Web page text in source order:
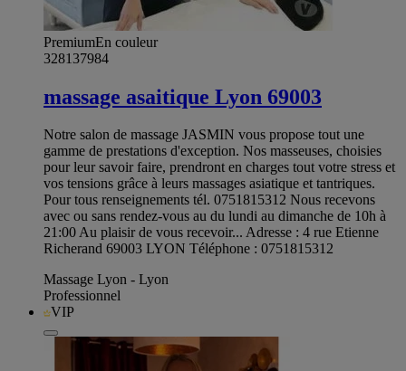
PremiumEn couleur
328137984
massage asaitique Lyon 69003
Notre salon de massage JASMIN vous propose tout une
gamme de prestations d'exception. Nos masseuses, choisies
pour leur savoir faire, prendront en charges tout votre stress et
vos tensions grâce à leurs massages asiatique et tantriques.
Pour tous renseignements tél. 0751815312 Nous recevons
avec ou sans rendez-vous au du lundi au dimanche de 10h à
21:00 Au plaisir de vous recevoir... Adresse : 4 rue Etienne
Richerand 69003 LYON Téléphone : 0751815312
Massage Lyon - Lyon
Professionnel
VIP